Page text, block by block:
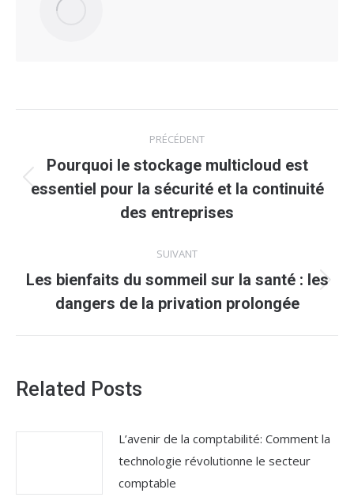
article
PRÉCÉDENT
Article
précédent
Pourquoi le stockage multicloud est
essentiel pour la sécurité et la continuité
des entreprises
SUIVANT
Article
suivant
:
Les bienfaits du sommeil sur la santé : les
dangers de la privation prolongée
Related Posts
L’avenir de la comptabilité: Comment la
technologie révolutionne le secteur
comptable